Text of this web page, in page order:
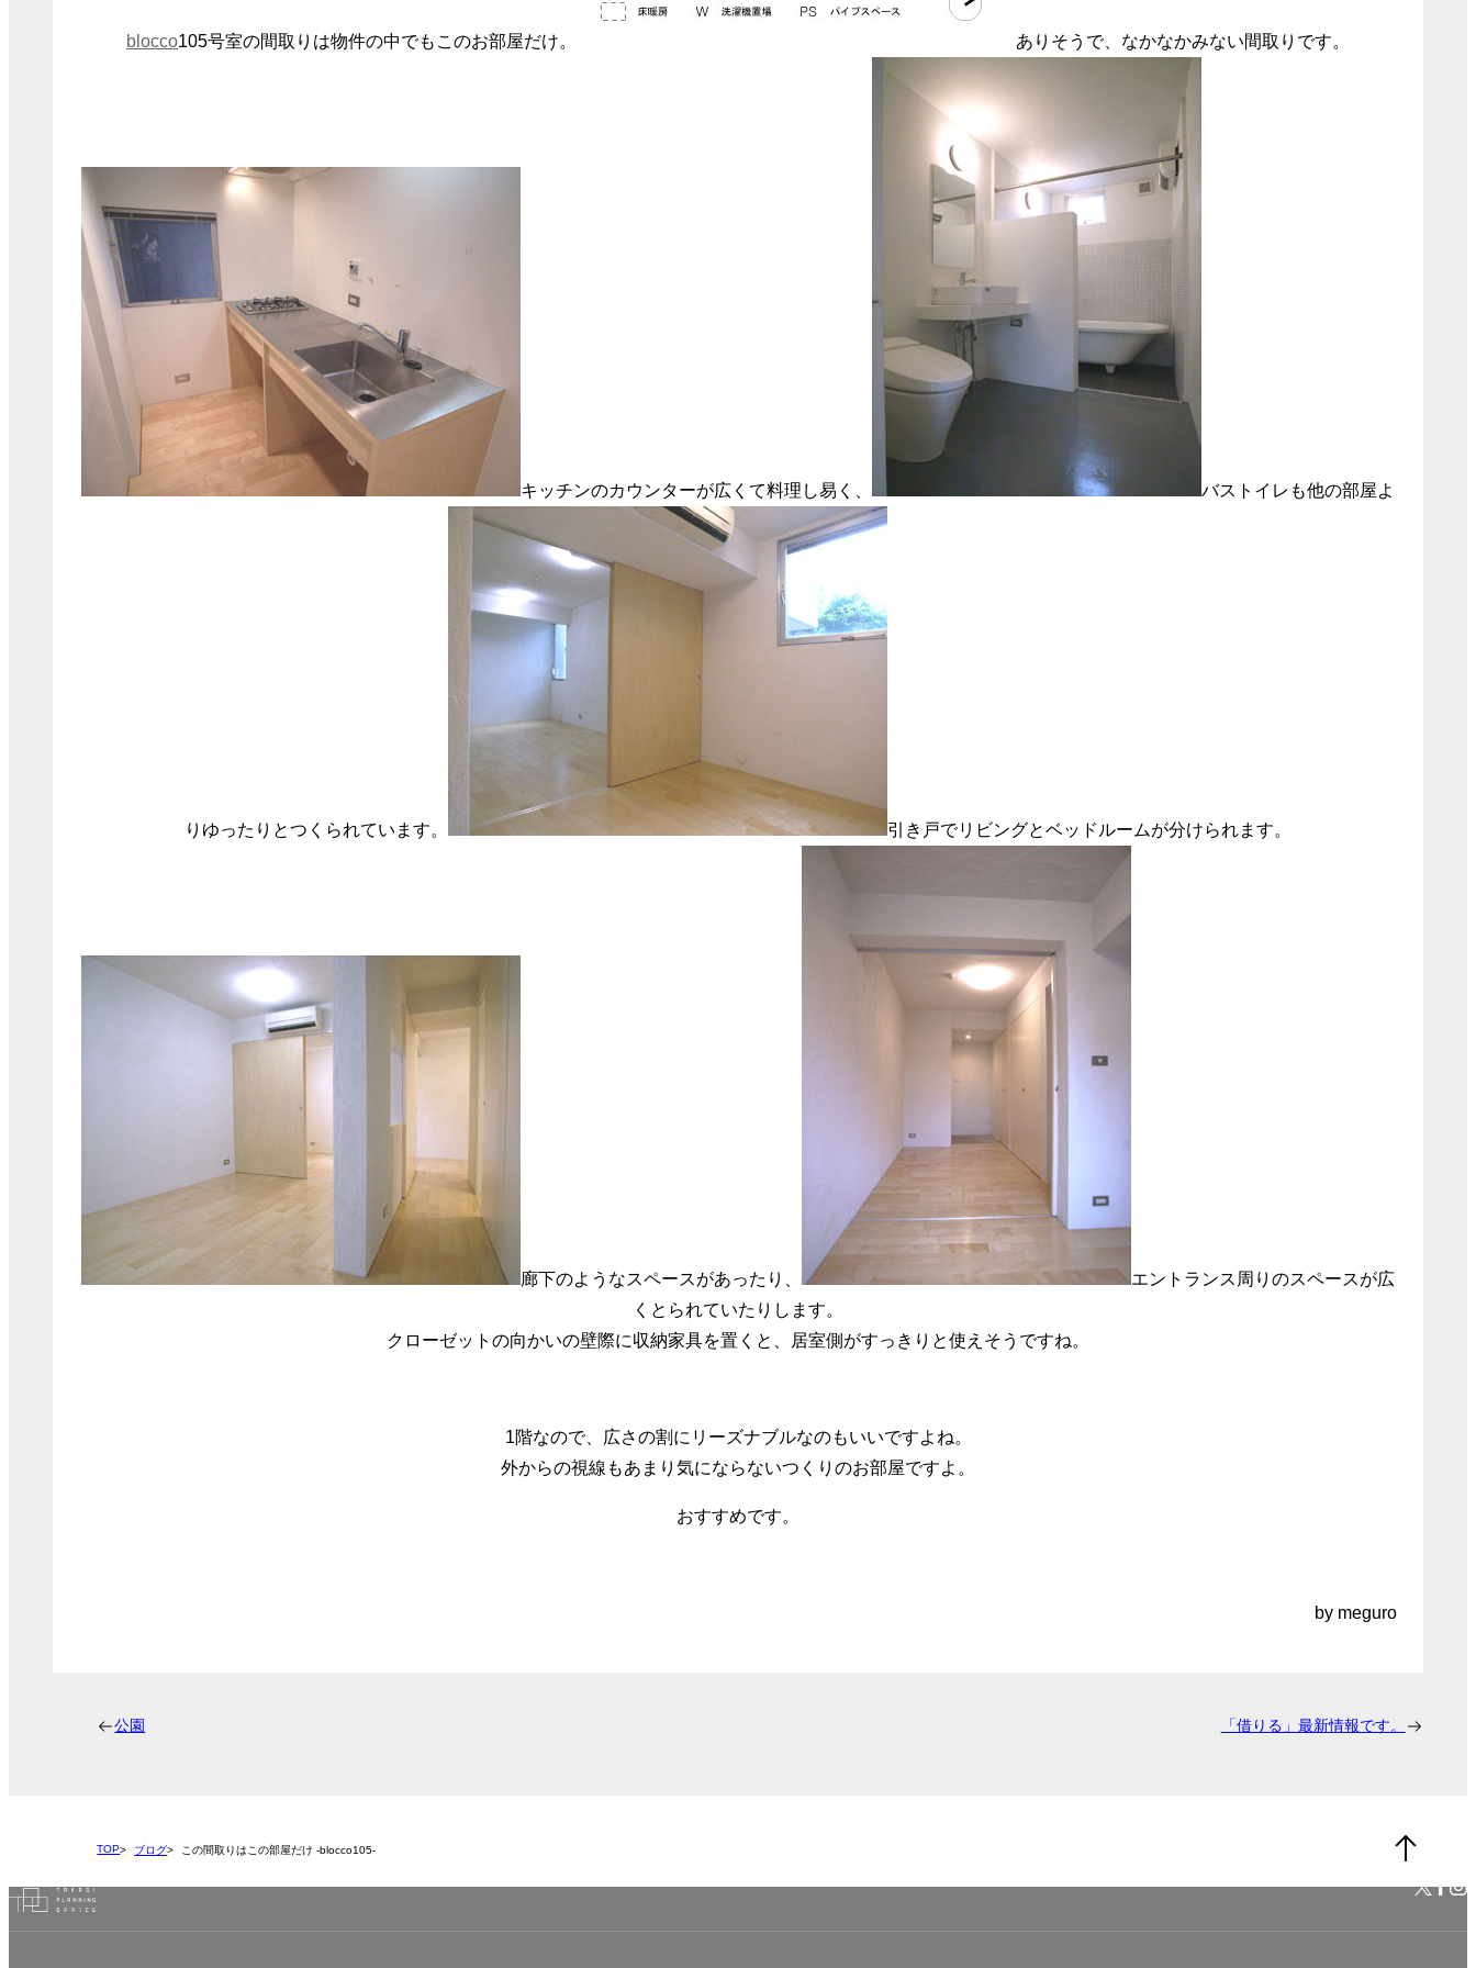
blocco105号室の間取りは物件の中でもこのお部屋だけ。 ありそうで、なかなかみない間取りです。
キッチンのカウンターが広くて料理し易く、 バストイレも他の部屋よ
りゆったりとつくられています。 引き戸でリビングとベッドルームが分けられます。
廊下のようなスペースがあったり、
エントランス周りのスペースが広
くとられていたりします。
クローゼットの向かいの壁際に収納家具を置くと、居室側がすっきりと使えそうですね。
1階なので、広さの割にリーズナブルなのもいいですよね。
外からの視線もあまり気にならないつくりのお部屋ですよ。
おすすめです。
by meguro
公園 「借りる」最新情報です。
TOP ブログ この間取りはこの部屋だけ -blocco105-